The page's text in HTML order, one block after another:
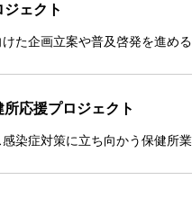
ジェクト
た企画立案や普及啓発を進め
応援プロジェクト
染症対策に立ち向かう保健所